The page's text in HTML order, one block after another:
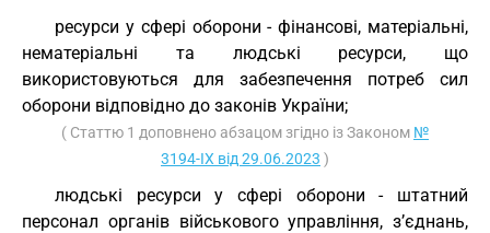
ресурси у сфері оборони - фінансові, матеріальні,
нематеріальні та людські ресурси, що
використовуються для забезпечення потреб сил
оборони відповідно до законів України;
( Статтю 1 доповнено абзацом згідно із Законом №
3194-IX від 29.06.2023 )
людські ресурси у сфері оборони - штатний
персонал органів військового управління, з’єднань,